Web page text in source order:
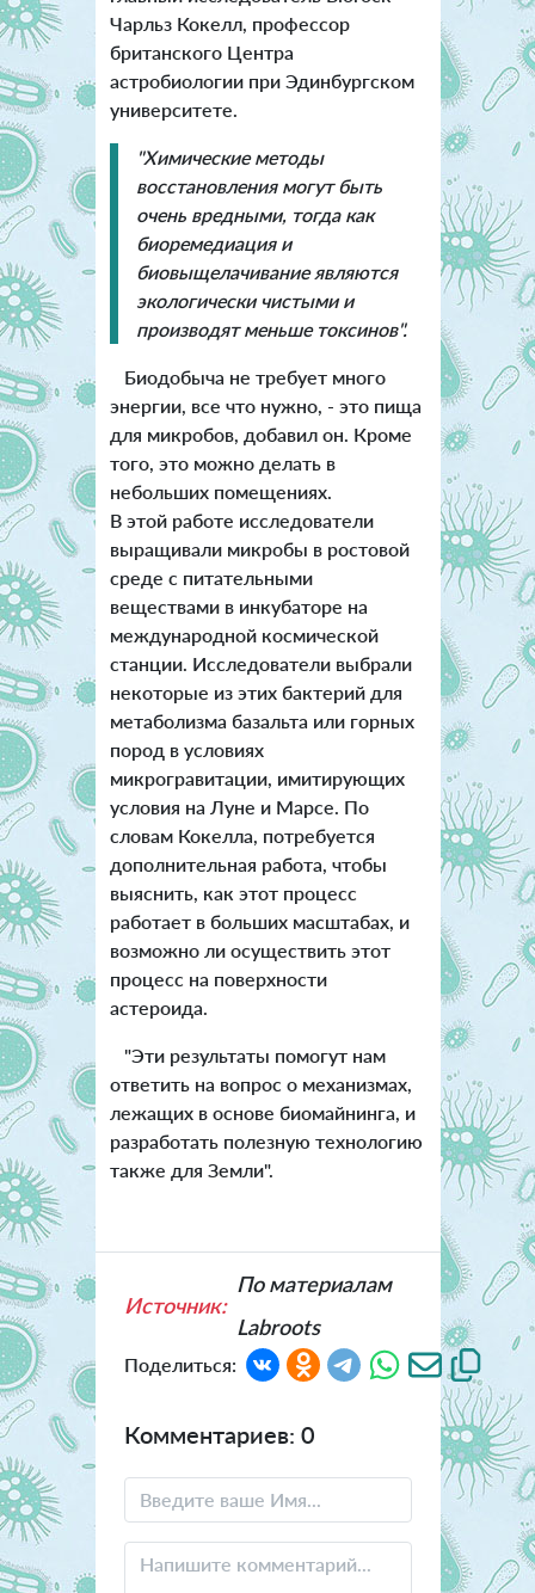
Чарльз Кокелл, профессор
британского Центра
астробиологии при Эдинбургском
университете.
"Химические методы
восстановления могут быть
очень вредными, тогда как
биоремедиация и
биовыщелачивание являются
экологически чистыми и
производят меньше токсинов".
Биодобыча не требует много
энергии, все что нужно, - это пища
для микробов, добавил он. Кроме
того, это можно делать в
небольших помещениях.
В этой работе исследователи
выращивали микробы в ростовой
среде с питательными
веществами в инкубаторе на
международной космической
станции. Исследователи выбрали
некоторые из этих бактерий для
метаболизма базальта или горных
пород в условиях
микрогравитации, имитирующих
условия на Луне и Марсе. По
словам Кокелла, потребуется
дополнительная работа, чтобы
выяснить, как этот процесс
работает в больших масштабах, и
возможно ли осуществить этот
процесс на поверхности
астероида.
"Эти результаты помогут нам
ответить на вопрос о механизмах,
лежащих в основе биомайнинга, и
разработать полезную технологию
также для Земли".
Источник:
По материалам
Labroots
Поделиться:
Комментариев: 0